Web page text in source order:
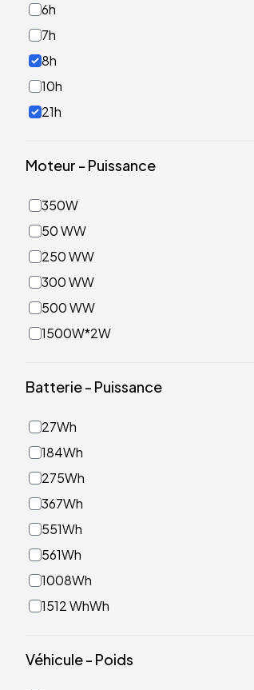
6h
7h
8h
10h
21h
Moteur - Puissance
350W
50 WW
250 WW
300 WW
500 WW
1500W*2W
Batterie - Puissance
27Wh
184Wh
275Wh
367Wh
551Wh
561Wh
1008Wh
1512 WhWh
Véhicule - Poids